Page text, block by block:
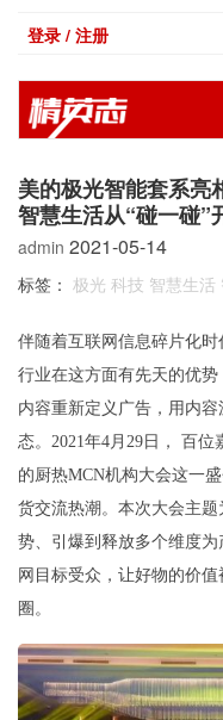
登录 / 注册
美的极光智能套系亮
智慧生活从“碰一碰”
admin 2021-05-14
标签： 极光 科技 智慧生活
伴随着互联网信息碎片化
行业在这方面有先天的优
内容重新定义广告，用内
态。2021年4月29日， 百
的厨热MCN机构大会这一
货交流热潮。本次大会主
势、引爆到释放多个维度
网目标受众，让好物的价
圈。